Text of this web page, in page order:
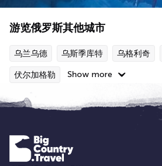
游览俄罗斯其他城市
乌兰乌德 乌斯季库特 乌格利奇
伏尔加格勒 Show more